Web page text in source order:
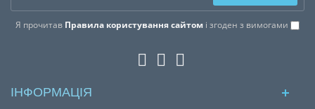
Я прочитав Правила користування сайтом і згоден з вимогами
ІНФОРМАЦІЯ